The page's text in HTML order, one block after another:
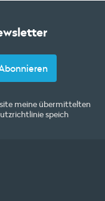
meine übermittelten
speich